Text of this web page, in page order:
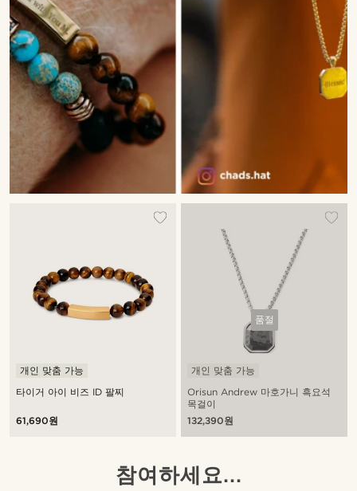
타이거 아이 비즈 ID 팔찌
개인 맞춤 가능
61,690원
품절
Orisun Andrew 마호가니 흑요석
목걸이
개인 맞춤 가능
132,390원
참여하세요...